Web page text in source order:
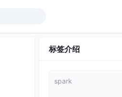
标签介绍
spark